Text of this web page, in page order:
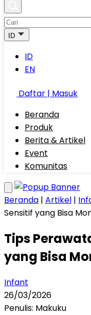
ID
ID
EN
Daftar | Masuk
Beranda
Produk
Berita & Artikel
Event
Komunitas
Beranda | Artikel |
Sensitif yang Bisa
Tips
yang Bisa
Infant
26/03/2026
Penulis: Makuku